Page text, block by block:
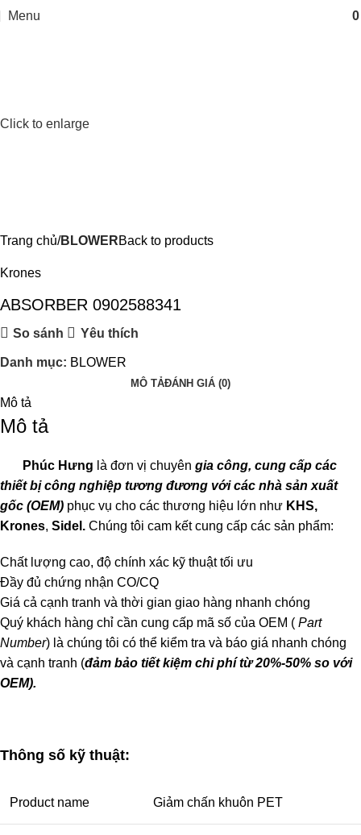
Menu
Click to enlarge
Trang chủ BLOWERBack to products
Krones
ABSORBER 0902588341
So sánh Yêu thích
Danh mục: BLOWER
MÔ TẢĐÁNH GIÁ (0)
Mô tả
Mô tả
Phúc Hưng là đơn vị chuyên gia công, cung cấp các
thiết bị công nghiệp tương đương với các nhà sản xuất
gốc (OEM) phục vụ cho các thương hiệu lớn như KHS,
Krones, Sidel. Chúng tôi cam kết cung cấp các sản phẩm:
Chất lượng cao, độ chính xác kỹ thuật tối ưu
Đầy đủ chứng nhận CO/CQ
Giá cả cạnh tranh và thời gian giao hàng nhanh chóng
Quý khách hàng chỉ cần cung cấp mã số của OEM ( Part
Number) là chúng tôi có thể kiểm tra và báo giá nhanh chóng
và cạnh tranh (đảm bảo tiết kiệm chi phí từ 20%-50% so với
OEM).
Thông số kỹ thuật:
Product name Giảm chấn khuôn PET